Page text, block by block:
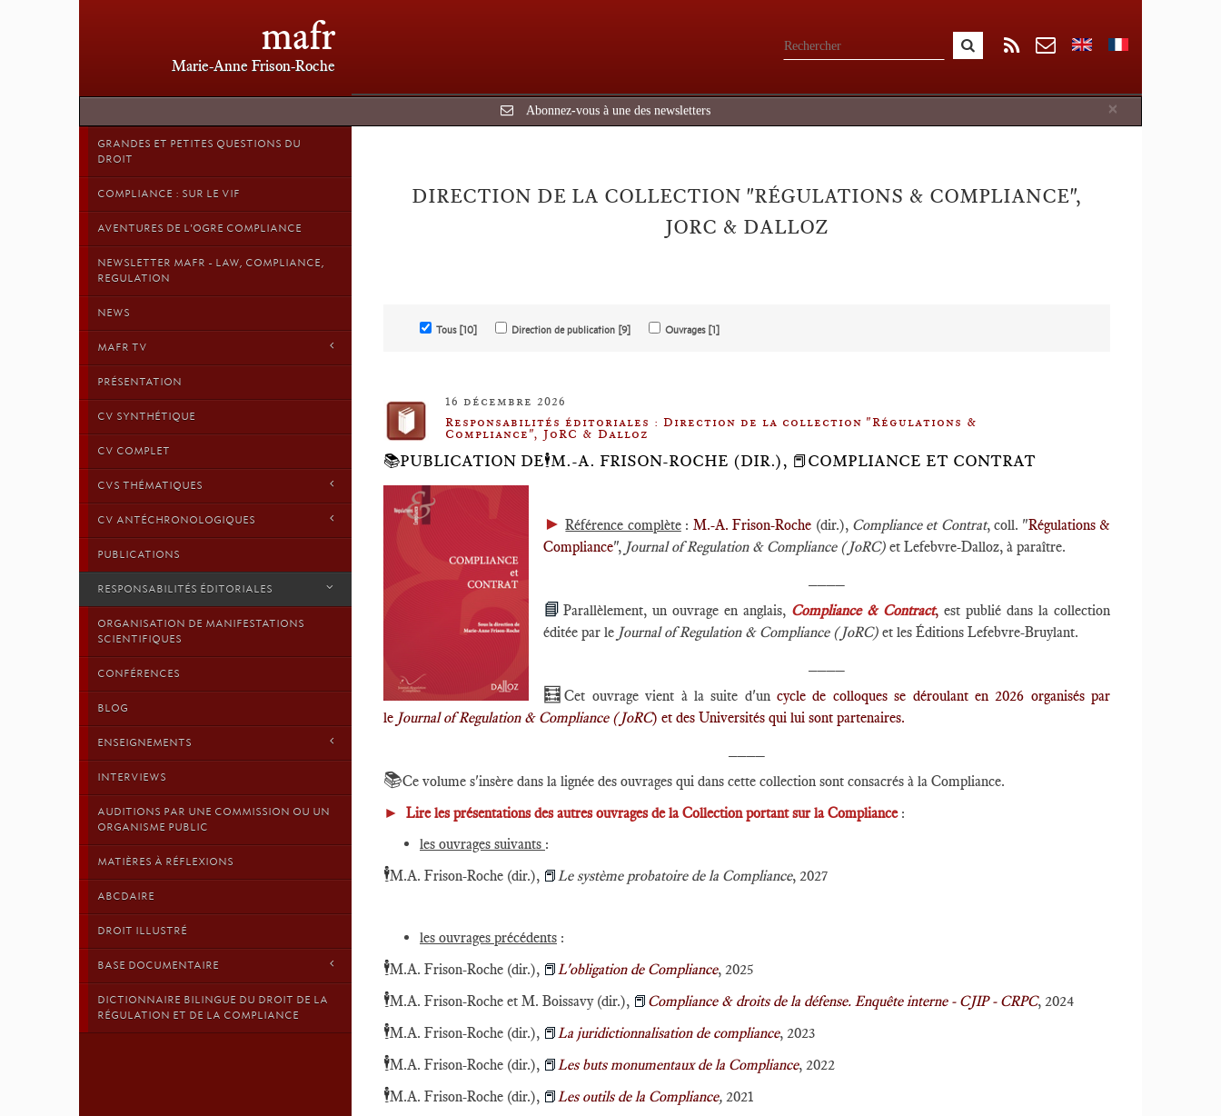
mafr
Marie-Anne Frison-Roche
×
Abonnez-vous à une des newsletters
GRANDES ET PETITES QUESTIONS DU
DROIT
COMPLIANCE : SUR LE VIF
AVENTURES DE L'OGRE COMPLIANCE
NEWSLETTER MAFR - LAW, COMPLIANCE,
REGULATION
NEWS
MAFR TV
PRÉSENTATION
CV SYNTHÉTIQUE
CV COMPLET
CVS THÉMATIQUES
CV ANTÉCHRONOLOGIQUES
PUBLICATIONS
RESPONSABILITÉS ÉDITORIALES
ORGANISATION DE MANIFESTATIONS
SCIENTIFIQUES
CONFÉRENCES
BLOG
ENSEIGNEMENTS
INTERVIEWS
AUDITIONS PAR UNE COMMISSION OU UN
ORGANISME PUBLIC
MATIÈRES À RÉFLEXIONS
ABCDAIRE
DROIT ILLUSTRÉ
BASE DOCUMENTAIRE
DICTIONNAIRE BILINGUE DU DROIT DE LA
RÉGULATION ET DE LA COMPLIANCE
DIRECTION DE LA COLLECTION "RÉGULATIONS & COMPLIANCE",
JORC & DALLOZ
Tous [10] Direction de publication [9] Ouvrages [1]
16 décembre 2026
Responsabilités éditoriales : Direction de la collection "Régulations &
Compliance", JoRC & Dalloz
📚PUBLICATION DE🕴️M.-A. FRISON-ROCHE (DIR.), 📕COMPLIANCE ET CONTRAT
► Référence complète: M.-A. Frison-Roche (dir.),Compliance et Contrat, coll. "Régulations &
Compliance", Journal of Regulation & Compliance (JoRC) et Lefebvre-Dalloz, à paraître.
📘 Parallèlement, un ouvrage en anglais, Compliance & Contract, est publié dans la collection
éditée par le Journal of Regulation & Compliance (JoRC) et les Éditions Lefebvre-Bruylant.
🧮Cet ouvrage vient à la suite d'un cycle de colloques se déroulant en 2026 organisés par
le Journal of Regulation & Compliance (JoRC) et des Universités qui lui sont partenaires.
📚Ce volume s'insère dans la lignée des ouvrages qui dans cette collection sont consacrés à la Compliance.
► Lire les présentations des autres ouvrages de la Collection portant sur la Compliance:
les ouvrages suivants :
🕴️M.A. Frison-Roche (dir.), 📕Le système probatoire de la Compliance, 2027
les ouvrages précédents :
🕴️M.A. Frison-Roche (dir.), 📕L'obligation de Compliance, 2025
🕴️M.A. Frison-Roche et M. Boissavy (dir.), 📕 Compliance & droits de la défense. Enquête interne - CJIP - CRPC, 2024
🕴️M.A. Frison-Roche (dir.), 📕La juridictionnalisation de compliance, 2023
🕴️M.A. Frison-Roche (dir.), 📕Les buts monumentaux de la Compliance, 2022
🕴️M.A. Frison-Roche (dir.), 📕Les outils de la Compliance, 2021